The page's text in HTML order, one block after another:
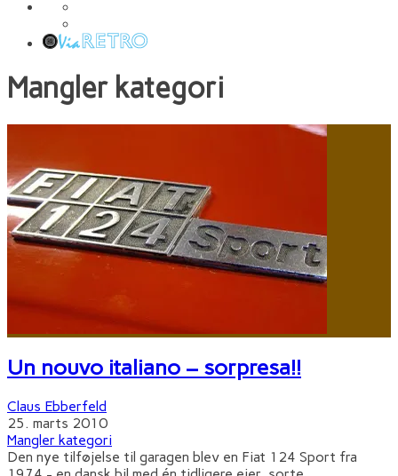
Mangler kategori
Un nouvo italiano – sorpresa!!
Claus Ebberfeld
25. marts 2010
Mangler kategori
Den nye tilføjelse til garagen blev en Fiat 124 Sport fra